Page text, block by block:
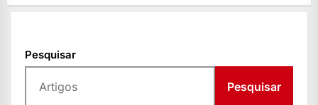
Pesquisar
Pesquisar